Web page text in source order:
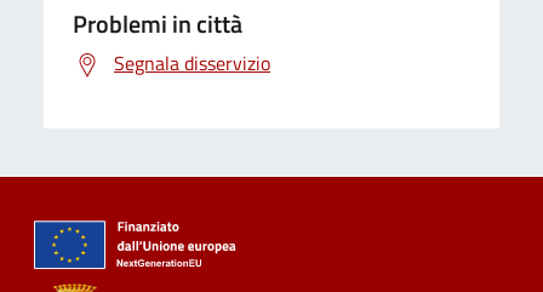
Problemi in città
Segnala disservizio